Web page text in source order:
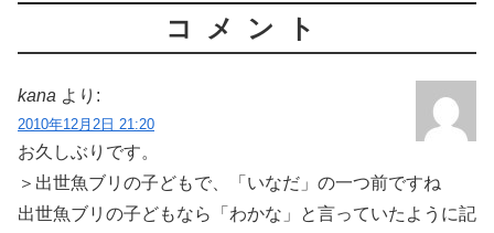
コメント
kana より:
2010年12月2日 21:20
お久しぶりです。
＞出世魚ブリの子どもで、「いなだ」の一つ前ですね
出世魚ブリの子どもなら「わかな」と言っていたように記